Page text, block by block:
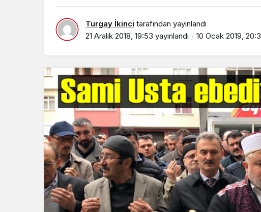
Turgay İkinci tarafından yayınlandı
21 Aralık 2018, 19:53 yayınlandı 10 Ocak 2019,